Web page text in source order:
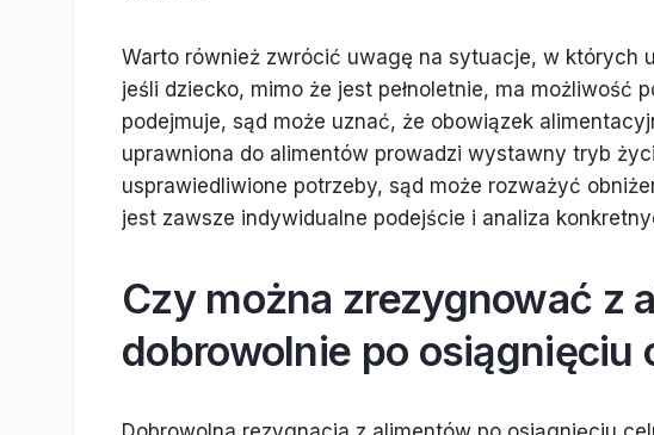
Warto również zwrócić uwagę na sytuacje, w których
jeśli dziecko, mimo że jest pełnoletnie, ma możliwość
podejmuje, sąd może uznać, że obowiązek
uprawniona do alimentów prowadzi wystawny tryb
usprawiedliwione potrzeby, sąd może rozważyć
jest zawsze indywidualne podejście i analiza
Czy można zrezygnować z
dobrowolnie po osiągnięciu